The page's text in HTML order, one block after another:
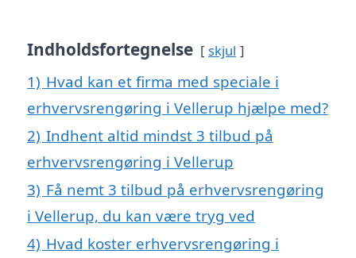
Indholdsfortegnelse skjul
1) Hvad kan et firma med speciale i
erhvervsrengøring i Vellerup hjælpe med?
2) Indhent altid mindst 3 tilbud på
erhvervsrengøring i Vellerup
3) Få nemt 3 tilbud på erhvervsrengøring
i Vellerup, du kan være tryg ved
4) Hvad koster erhvervsrengøring i